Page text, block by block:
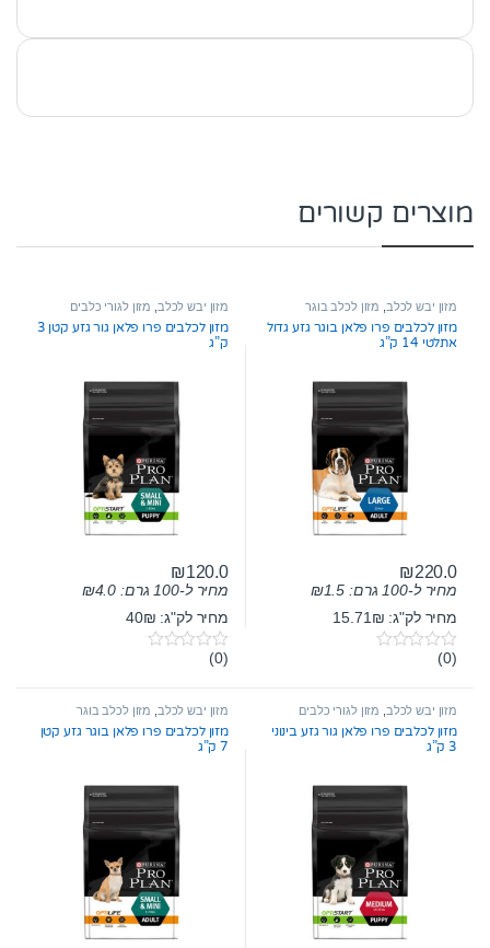
מוצרים קשורים
מזון יבש לכלב מזון לכלב בוגר
מזון לכלבים פרו פלאן בוגר גזע גדול
אתלטי 14 ק”ג
₪220.0
מחיר ל-100 גרם: ₪1.5
מחיר לק"ג: 15.71₪
0
t
f
5
(0)
מזון יבש לכלב מזון לגורי כלבים
מזון לכלבים פרו פלאן גור גזע קטן 3
ק”ג
₪120.0
מחיר ל-100 גרם: ₪4.0
מחיר לק"ג: 40₪
0
t
f
5
(0)
מזון יבש לכלב מזון לגורי כלבים
מזון לכלבים פרו פלאן גור גזע בינוני
3 ק”ג
מזון יבש לכלב מזון לכלב בוגר
מזון לכלבים פרו פלאן בוגר גזע קטן
7 ק”ג